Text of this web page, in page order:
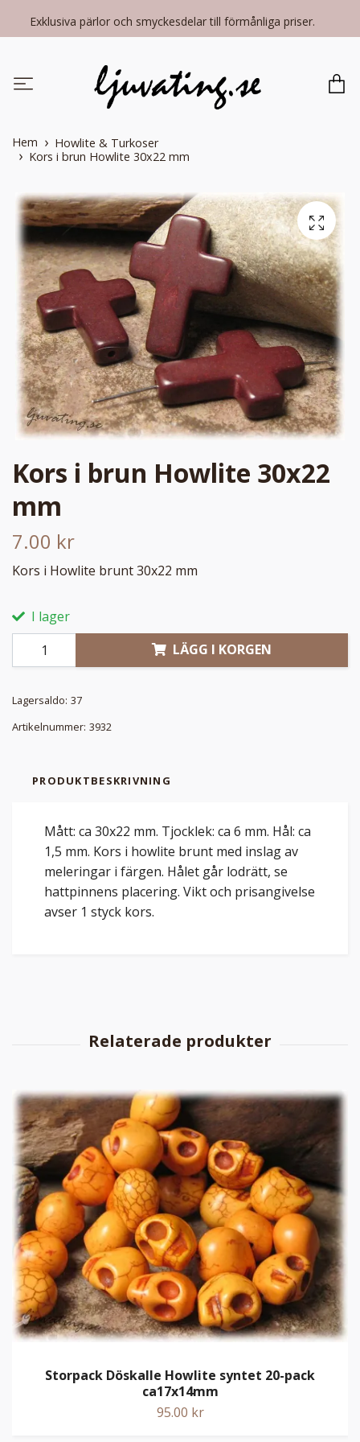
Exklusiva pärlor och smyckesdelar till förmånliga priser.
Hem
Howlite & Turkoser
Kors i brun Howlite 30x22 mm
Kors i brun Howlite 30x22
mm
7.00 kr
Kors i Howlite brunt 30x22 mm
I lager
LÄGG I KORGEN
Lagersaldo: 37
Artikelnummer: 3932
PRODUKTBESKRIVNING
Mått: ca 30x22 mm. Tjocklek: ca 6 mm. Hål: ca
1,5 mm. Kors i howlite brunt med inslag av
meleringar i färgen. Hålet går lodrätt, se
hattpinnens placering. Vikt och prisangivelse
avser 1 styck kors.
Storpack Döskalle Howlite syntet 20-pack
ca17x14mm
95.00 kr